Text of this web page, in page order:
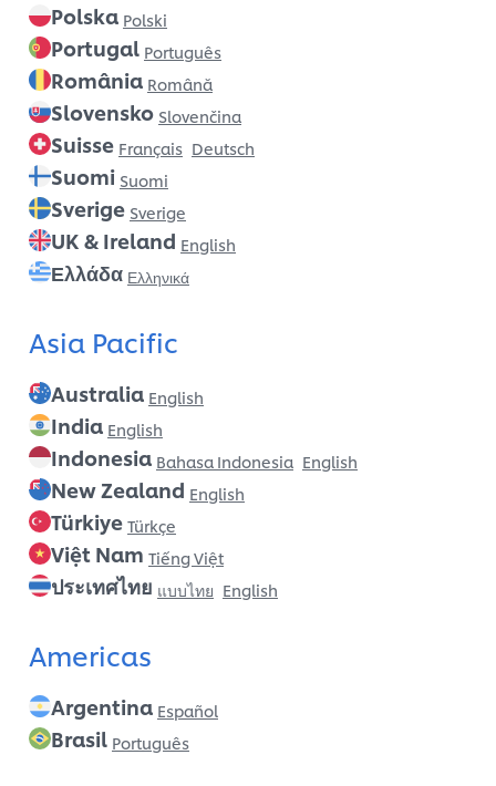
Polska Polski
Portugal Português
România Română
Slovensko Slovenčina
Suisse Français Deutsch
Suomi Suomi
Sverige Sverige
UK & Ireland English
Ελλάδα Ελληνικά
Asia Pacific
Australia English
India English
Indonesia Bahasa Indonesia English
New Zealand English
Türkiye Türkçe
Việt Nam Tiếng Việt
ประเทศไทย แบบไทย English
Americas
Argentina Español
Brasil Português